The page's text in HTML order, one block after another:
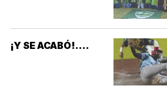
¡Y SE ACABÓ!....